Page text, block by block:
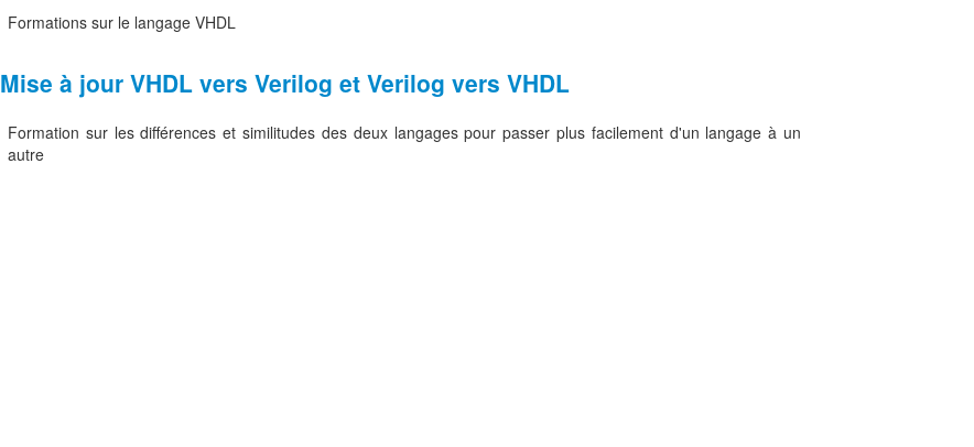
Formations sur le langage VHDL
Mise à jour VHDL vers Verilog et Verilog vers VHDL
Formation sur les différences et similitudes des deux langages pour passer plus facilement d'un langage à un
autre